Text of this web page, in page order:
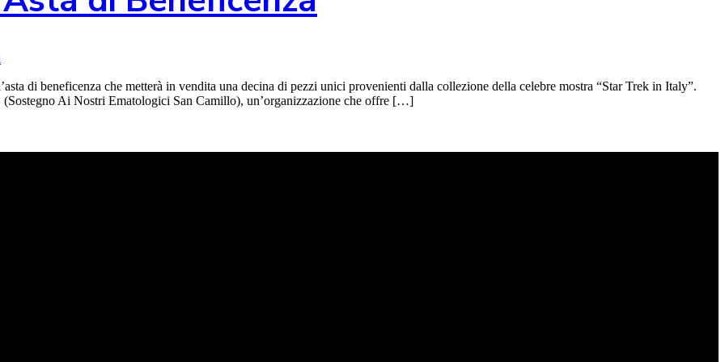
di beneficenza che metterà in vendita una decina di pezzi unici provenienti dalla collezione della celebre mostra “Star Trek in Italy”.
(Sostegno Ai Nostri Ematologici San Camillo), un’organizzazione che offre […]